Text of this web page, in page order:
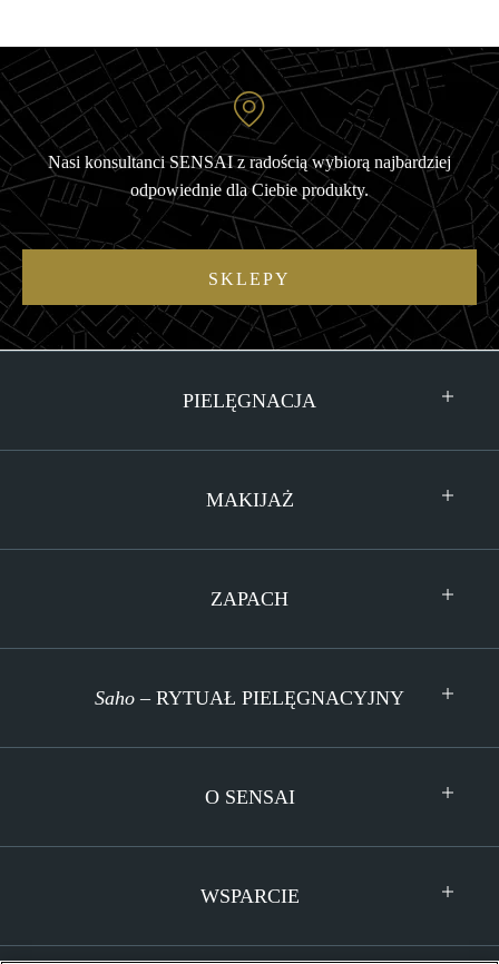
Nasi konsultanci SENSAI z radością wybiorą najbardziej
odpowiednie dla Ciebie produkty.
SKLEPY
PIELĘGNACJA
MAKIJAŻ
ZAPACH
Saho – RYTUAŁ PIELĘGNACYJNY
O SENSAI
WSPARCIE